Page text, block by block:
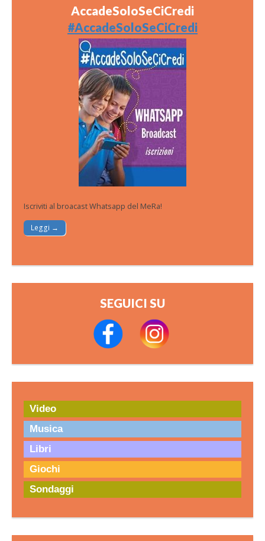
AccadeSoloSeCiCredi
#AccadeSoloSeCiCredi
Iscriviti al broacast Whatsapp del MeRa!
Leggi →
SEGUICI SU
Video
Musica
Libri
Giochi
Sondaggi